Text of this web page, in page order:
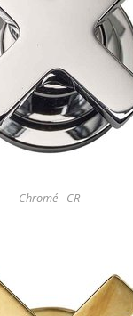
Chromé - CR